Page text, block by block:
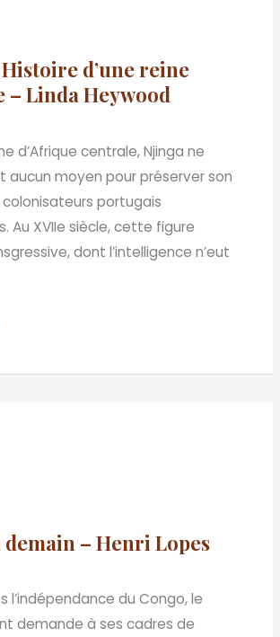
Histoire d’une reine
Linda Heywood
d’Afrique centrale, Njinga ne
aucun moyen pour préserver son
portugais
Au XVIIe siècle, cette figure
dont l’intelligence n’eut
demain – Henri Lopes
l’indépendance du Congo, le
demande à ses cadres de